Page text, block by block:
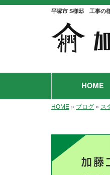
平塚市 S様邸 工事の
HOME
HOME » ブログ » ス